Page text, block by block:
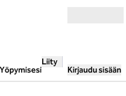
Yöpymisesi
Liity
Kirjaudu sisään